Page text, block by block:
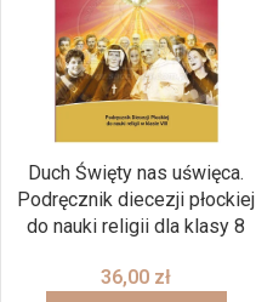
Duch Święty nas uświęca.
Podręcznik diecezji płockiej
do nauki religii dla klasy 8
36,00 zł